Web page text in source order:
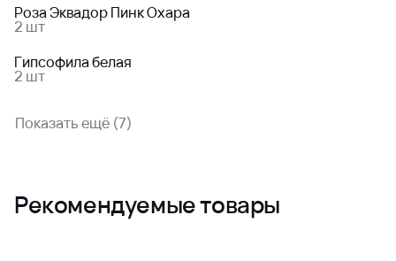
Роза Эквадор Пинк Охара
2 шт
Гипсофила белая
2 шт
Показать ещё (7)
Рекомендуемые товары